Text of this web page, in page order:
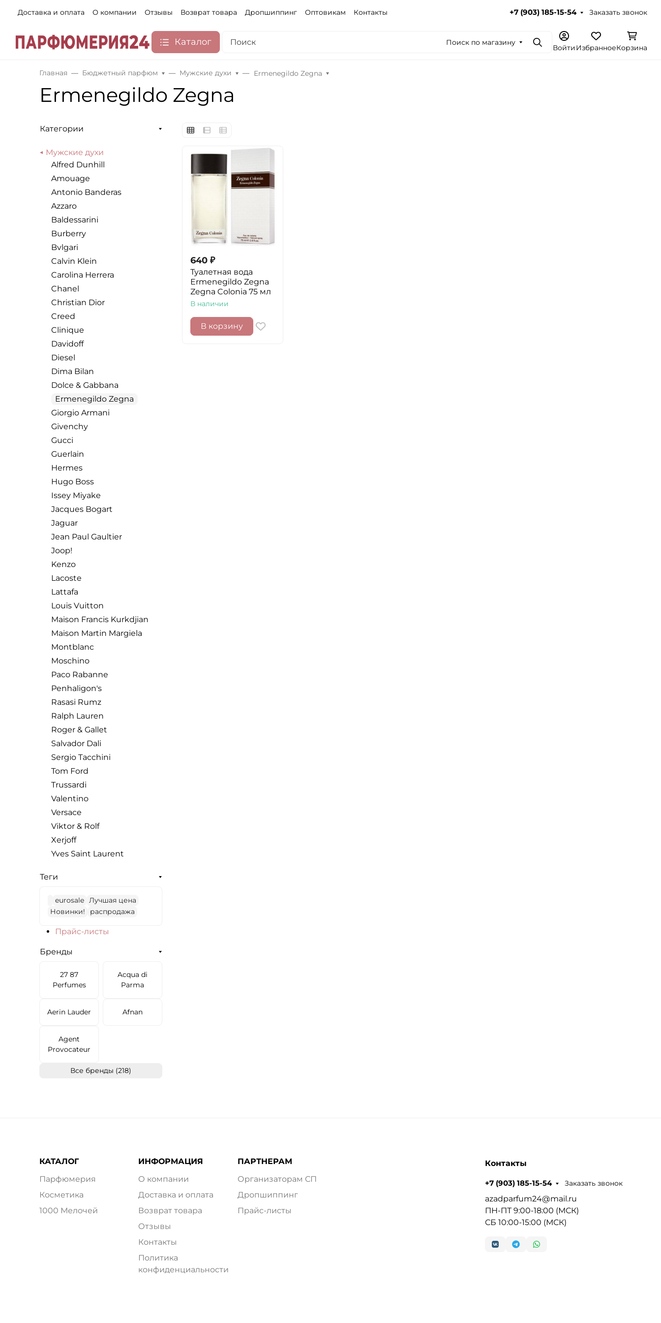
Доставка и оплата О компании Отзывы Возврат товара Дропшиппинг Оптовикам Контакты +7 (903) 185-15-54 Заказать звонок
Каталог Поиск по магазину
ПоискВойтиИзбранноеКорзина
Главная Бюджетный парфюм Мужские духи Ermenegildo Zegna
Ermenegildo Zegna
Категории
Мужские духи
Alfred Dunhill
Amouage
Antonio Banderas
Azzaro
Baldessarini
Burberry
Bvlgari
Calvin Klein
Carolina Herrera
Chanel
Christian Dior
Creed
Clinique
Davidoff
Diesel
Dima Bilan
Dolce & Gabbana
Ermenegildo Zegna
Giorgio Armani
Givenchy
Gucci
Guerlain
Hermes
Hugo Boss
Issey Miyake
Jacques Bogart
Jaguar
Jean Paul Gaultier
Joop!
Kenzo
Lacoste
Lattafa
Louis Vuitton
Maison Francis Kurkdjian
Maison Martin Margiela
Montblanc
Moschino
Paco Rabanne
Penhaligon's
Rasasi Rumz
Ralph Lauren
Roger & Gallet
Salvador Dali
Sergio Tacchini
Tom Ford
Trussardi
Valentino
Versace
Viktor & Rolf
Xerjoff
Yves Saint Laurent
Теги
eurosale Лучшая цена
Новинки!
распродажа
Прайс-листы
Бренды
27 87
Perfumes
Acqua di
Parma
Aerin Lauder Afnan
Agent
Provocateur
Все бренды (218)
640 ₽
Туалетная вода
Ermenegildo Zegna
Zegna Colonia 75 мл
В наличии
В корзину
КАТАЛОГ
Парфюмерия
Косметика
1000 Мелочей
ИНФОРМАЦИЯ
О компании
Доставка и оплата
Возврат товара
Отзывы
Контакты
Политика
конфиденциальности
ПАРТНЕРАМ
Организаторам СП
Дропшиппинг
Прайс-листы
Контакты
+7 (903) 185-15-54 Заказать звонок
azadparfum24@mail.ru
ПН-ПТ 9:00-18:00 (МСК)
СБ 10:00-15:00 (МСК)